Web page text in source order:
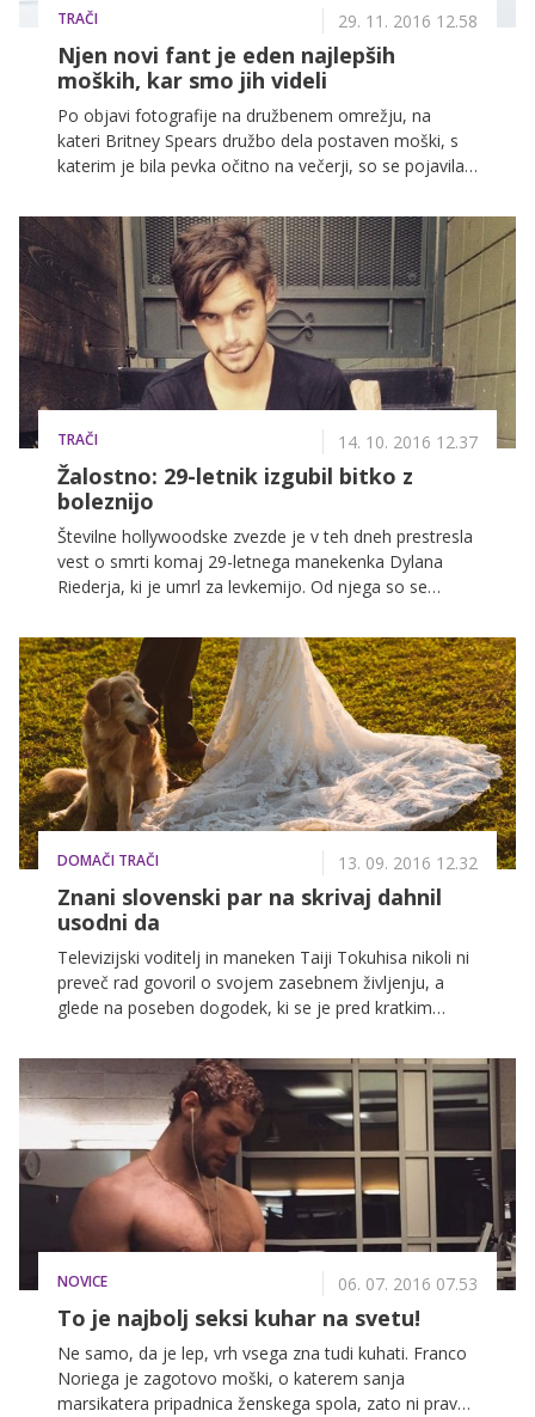
TRAČI 29. 11. 2016 12.58
Njen novi fant je eden najlepših
moških, kar smo jih videli
Po objavi fotografije na družbenem omrežju, na
kateri Britney Spears družbo dela postaven moški, s
katerim je bila pevka očitno na večerji, so se pojavila
romance še ni uradno potrdila, zdaj vemo, da je
moški na fotografiji fitnesmodel Sam Asghari.
TRAČI 14. 10. 2016 12.37
Žalostno: 29-letnik izgubil bitko z
boleznijo
Številne hollywoodske zvezde je v teh dneh prestresla
vest o smrti komaj 29-letnega manekenka Dylana
Riederja, ki je umrl za levkemijo. Od njega so se
opisali, kot enega izmed najbolj nadarjenih, najbolj
skromnih in nadarjenih oseb, kar so jih poznali.
DOMAČI TRAČI 13. 09. 2016 12.32
Znani slovenski par na skrivaj dahnil
usodni da
Televizijski voditelj in maneken Taiji Tokuhisa nikoli ni
preveč rad govoril o svojem zasebnem življenju, a
glede na poseben dogodek, ki se je pred kratkim
narediti izjemo. V prekrasni poročni ceremoniji sta
namreč Taiji in njegova izbranka Ana dahnila usodni
da.
NOVICE 06. 07. 2016 07.53
To je najbolj seksi kuhar na svetu!
Ne samo, da je lep, vrh vsega zna tudi kuhati. Franco
Noriega je zagotovo moški, o katerem sanja
marsikatera pripadnica ženskega spola, zato ni prav